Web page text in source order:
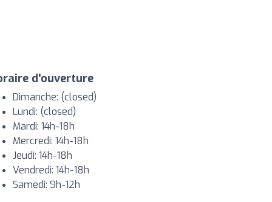
d'ouverture
Dimanche: (closed)
Lundi: (closed)
Mardi: 14h-18h
Mercredi: 14h-18h
Jeudi: 14h-18h
Vendredi: 14h-18h
Samedi: 9h-12h